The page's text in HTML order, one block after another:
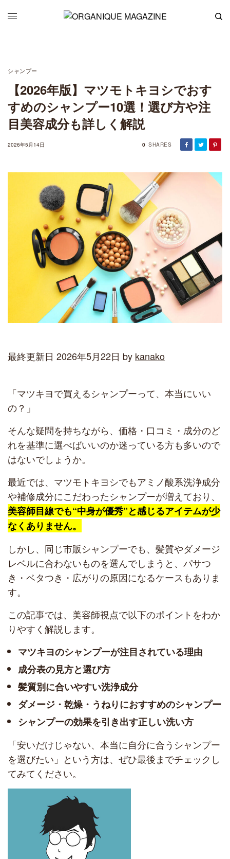
シャンプー
【2026年版】マツモトキヨシでおす
すめのシャンプー10選！選び方や注
目美容成分も詳しく解説
2026年5月14日 0 SHARES
最終更新日 2026年5月22日 by kanako
「マツキヨで買えるシャンプーって、本当にいい
の？」
そんな疑問を持ちながら、価格・口コミ・成分のど
れを基準に選べばいいのか迷っている方も多いので
はないでしょうか。
最近では、マツモトキヨシでもアミノ酸系洗浄成分
や補修成分にこだわったシャンプーが増えており、
美容師目線でも“中身が優秀”と感じるアイテムが少
なくありません。
しかし、同じ市販シャンプーでも、髪質やダメージ
レベルに合わないものを選んでしまうと、パサつ
き・ベタつき・広がりの原因になるケースもありま
す。
この記事では、美容師視点で以下のポイントをわか
りやすく解説します。
マツキヨのシャンプーが注目されている理由
成分表の見方と選び方
髪質別に合いやすい洗浄成分
ダメージ・乾燥・うねりにおすすめのシャンプー
シャンプーの効果を引き出す正しい洗い方
「安いだけじゃない、本当に自分に合うシャンプー
を選びたい」という方は、ぜひ最後までチェックし
てみてください。